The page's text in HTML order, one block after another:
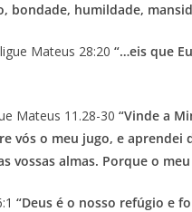
bondade, humildade,
Mateus 28:20 “…eis que
Mateus 11.28-30 “Vinde a
vós o meu jugo, e
vossas almas. Porque o
“Deus é o nosso refúgio e